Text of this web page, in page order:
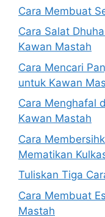
Cara Membuat
Cara Salat
Kawan Mastah
Cara Mencari
untuk Kawan
Cara Menghafal
Kawan Mastah
Cara
Mematikan
Tuliskan Tiga
Cara Membuat
Mastah